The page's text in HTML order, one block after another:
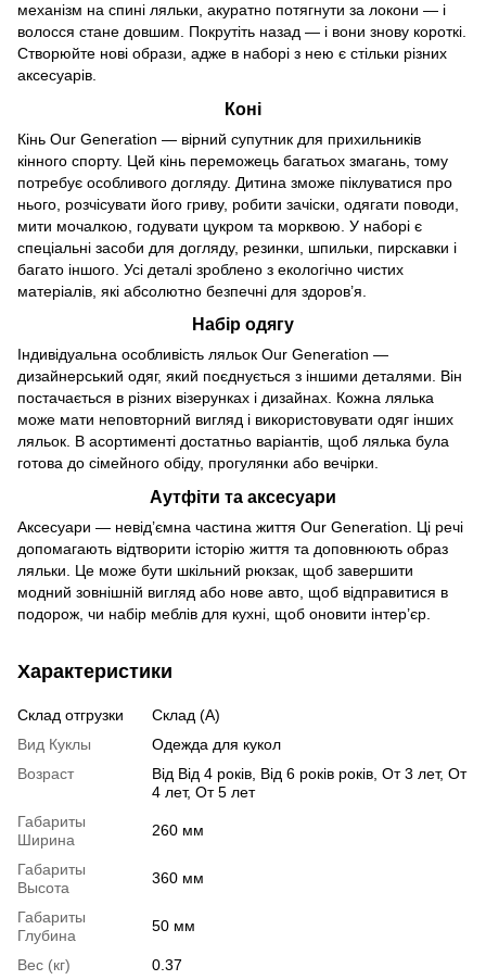
механізм на спині ляльки, акуратно потягнути за локони — і
волосся стане довшим. Покрутіть назад — і вони знову короткі.
Створюйте нові образи, адже в наборі з нею є стільки різних
аксесуарів.
Коні
Кінь Our Generation — вірний супутник для прихильників
кінного спорту. Цей кінь переможець багатьох змагань, тому
потребує особливого догляду. Дитина зможе піклуватися про
нього, розчісувати його гриву, робити зачіски, одягати поводи,
мити мочалкою, годувати цукром та морквою. У наборі є
спеціальні засоби для догляду, резинки, шпильки, пирскавки і
багато іншого. Усі деталі зроблено з екологічно чистих
матеріалів, які абсолютно безпечні для здоров’я.
Набір одягу
Індивідуальна особливість ляльок Our Generation —
дизайнерський одяг, який поєднується з іншими деталями. Він
постачається в різних візерунках і дизайнах. Кожна лялька
може мати неповторний вигляд і використовувати одяг інших
ляльок. В асортименті достатньо варіантів, щоб лялька була
готова до сімейного обіду, прогулянки або вечірки.
Аутфіти та аксесуари
Аксесуари — невід’ємна частина життя Our Generation. Ці речі
допомагають відтворити історію життя та доповнюють образ
ляльки. Це може бути шкільний рюкзак, щоб завершити
модний зовнішній вигляд або нове авто, щоб відправитися в
подорож, чи набір меблів для кухні, щоб оновити інтер’єр.
Характеристики
Склад отгрузки
Склад (А)
Вид Куклы
Одежда для кукол
Возраст
Від Від 4 років, Від 6 років років, От 3 лет, От
4 лет, От 5 лет
Габариты
Ширина
260 мм
Габариты
Высота
360 мм
Габариты
Глубина
50 мм
Вес (кг) 0.37